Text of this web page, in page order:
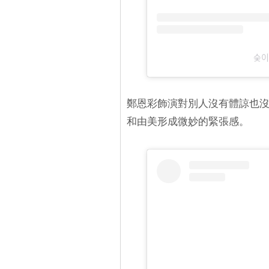
鄭恩彩飾演對別人沒有體諒也
和由美形成微妙的緊張感。